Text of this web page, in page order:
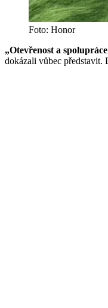
Foto: Honor
„Otevřenost a
dokázali vůbec představit.